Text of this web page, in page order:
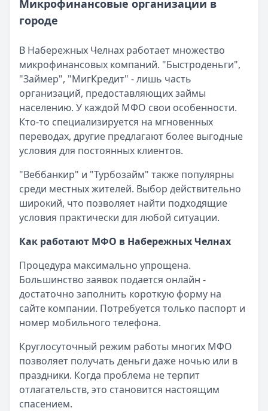
Опубликовано:5 декабря 2025 г.
Категория:МФО
57 сервисов микрозаймов через Госуслуги: где
Кратко:Авторизация через Госуслуги ускоряет
Опубликовано:23 ноября 2025 г.
Категория:МФО
Читать новость
Смс о «одобренном займе» от Bigmani Ru: как
Кратко:Пришло СМС об одобрении займа от Bigmani
Опубликовано:23 ноября 2025 г.
Читать новость
Все новости
Микрофинансовые организации в
городе
В Набережных Челнах работает множество
микрофинансовых компаний. "Быстроденьги",
"Займер", "МигКредит" - лишь часть
организаций, предоставляющих займы
населению. У каждой МФО свои особенности.
Кто-то специализируется на мгновенных
переводах, другие предлагают более выгодные
условия для постоянных клиентов.
"Веббанкир" и "Турбозайм" также популярны
среди местных жителей. Выбор действительно
широкий, что позволяет найти подходящие
условия практически для любой ситуации.
Как работают МФО в Набережных Челнах
Процедура максимально упрощена.
Большинство заявок подается онлайн -
достаточно заполнить короткую форму на
сайте компании. Потребуется только паспорт и
номер мобильного телефона.
Круглосуточный режим работы многих МФО
позволяет получать деньги даже ночью или в
праздники. Когда проблема не терпит
отлагательств, это становится настоящим
спасением.